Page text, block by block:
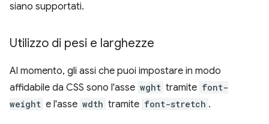
siano supportati.
Utilizzo di pesi e larghezze
Al momento, gli assi che puoi impostare in modo
affidabile da CSS sono l'asse wght tramite font-
weight e l'asse wdth tramite font-stretch .